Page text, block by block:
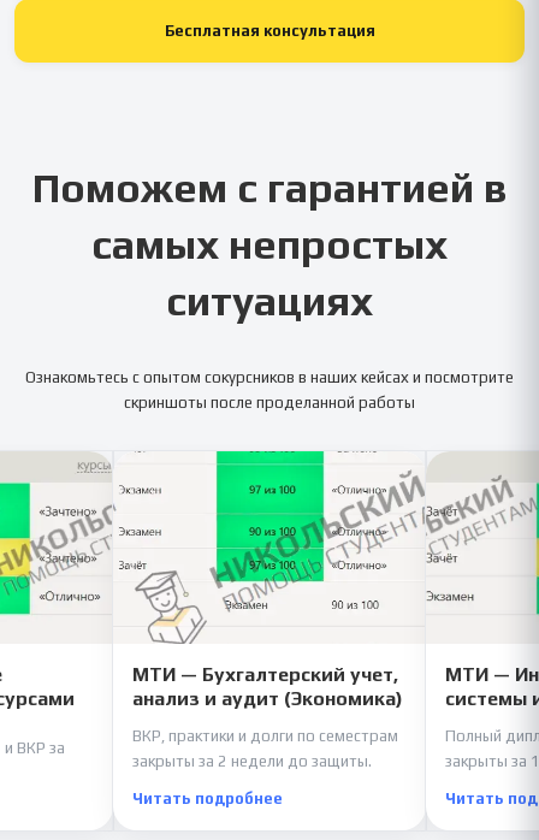
Бесплатная консультация
Поможем с гарантией в
самых непростых
ситуациях
Ознакомьтесь с опытом сокурсников в наших кейсах и посмотрите
скриншоты после проделанной работы
и ВКР за
МТИ — Бухгалтерский учет,
анализ и аудит (Экономика)
ВКР, практики и долги по семестрам
закрыты за 2 недели до защиты.
Читать подробнее
МТИ —
системы
Полный
закрыты за
Читать